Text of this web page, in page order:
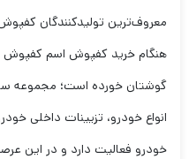
معروف‌ترین تولیدکنندگان
هنگام خرید کفپوش اسم کفپوش
گوشتان خورده است؛ مجموعه
انواع خودرو، تزیینات داخلی
خودرو فعالیت دارد و در این